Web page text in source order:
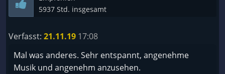
5937 Std. insgesamt
Verfasst: 21.11.19 17:08
Mal was anderes. Sehr entspannt, angenehme
Musik und angenehm anzusehen.